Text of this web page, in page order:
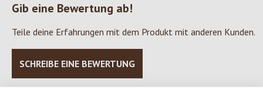
Durchschnittliche Bewertung von 0 von 5 Sternen
Gib eine Bewertung ab!
Teile deine Erfahrungen mit dem Produkt mit anderen Kunden.
SCHREIBE EINE BEWERTUNG